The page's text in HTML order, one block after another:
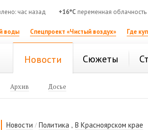
час назад +16°C переменная облачность
воды Спецпроект «Чистый воздух» Где
Новости Сюжеты
Архив Досье
Новости /Политика ,В Красноярском крае